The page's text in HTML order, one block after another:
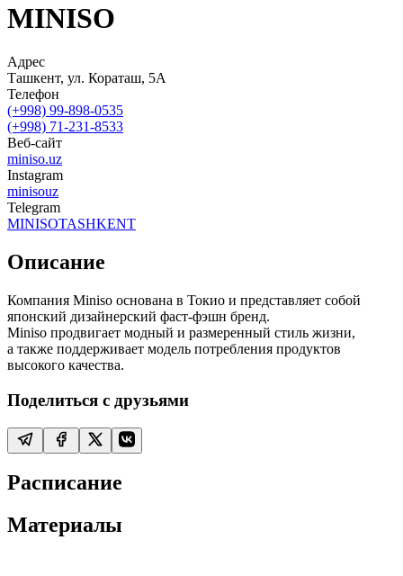
MINISО
Адрес
Ташкент, ул. Кораташ, 5А
Телефон
(+998) 99-898-0535
(+998) 71-231-8533
Веб-сайт
miniso.uz
Instagram
minisouz
Telegram
MINISOTASHKENT
Описание
Компания Miniso основана в Токио и представляет собой
японский дизайнерский фаст-фэшн бренд.
Miniso продвигает модный и размеренный стиль жизни,
а также поддерживает модель потребления продуктов
высокого качества.
Поделиться с друзьями
Расписание
Материалы